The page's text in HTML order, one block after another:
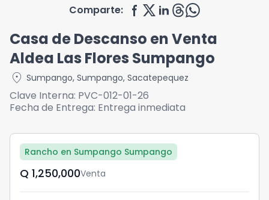
Comparte:
Casa de Descanso en Venta
Aldea Las Flores Sumpango
location_on Sumpango, Sumpango, Sacatepequez
Clave Interna: PVC-012-01-26
Fecha de Entrega: Entrega inmediata
Rancho en Sumpango Sumpango
Q	1,250,000Venta